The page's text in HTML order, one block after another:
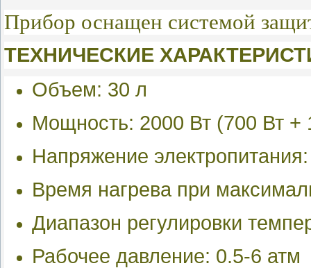
Прибор оснащен системой
ТЕХНИЧЕСКИЕ
Объем: 30 л
Мощность: 2000 Вт (700 Вт +
Напряжение
Время нагрева при
Диапазон регулировки
Рабочее давление: 0.5-6 атм